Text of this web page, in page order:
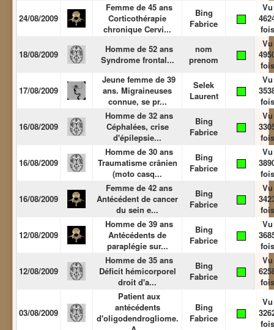
24/08/2009
Femme de 45 ans
Corticothérapie
chronique Cervi...
Bing
Fabrice
Vu
fois
18/08/2009
Homme de 52 ans
Syndrome frontal...
nom
prenom
Vu
fois
17/08/2009
Jeune femme de 39
ans. Migraineuses
connue, se pr...
Selek
Laurent
Vu
fois
16/08/2009
Homme de 32 ans
Céphalées, crise
d'épilepsie...
Bing
Fabrice
Vu
fois
16/08/2009
Homme de 30 ans
Traumatisme crânien
(moto casq...
Bing
Fabrice
Vu
fois
16/08/2009
Femme de 42 ans
Antécédent de cancer
du sein e...
Bing
Fabrice
Vu
fois
12/08/2009
Homme de 39 ans
Antécédents de
paraplégie sur...
Bing
Fabrice
Vu
fois
12/08/2009
Homme de 35 ans
Déficit hémicorporel
droit d'a...
Bing
Fabrice
Vu
fois
03/08/2009
Patient aux
antécédents
d'oligodendrogliome.
Bing
Fabrice
Vu
fois